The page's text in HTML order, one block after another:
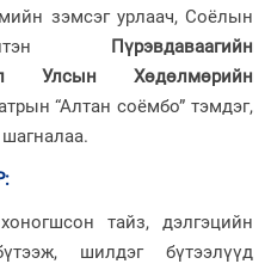
зэмсэг урлаач, Соёлын
Пүрэвдаваагийн
Улсын Хөдөлмөрийн
“Алтан соёмбо” тэмдэг,
:
тайз, дэлгэцийн
шилдэг бүтээлүүд